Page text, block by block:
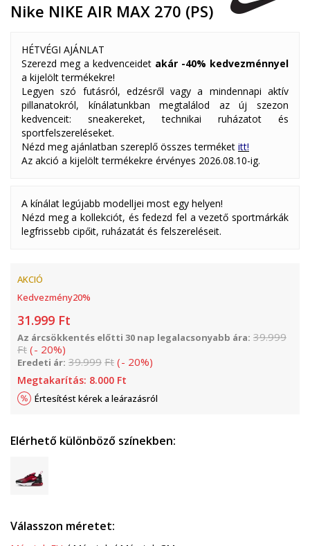
Nike NIKE AIR MAX 270 (PS)
HÉTVÉGI AJÁNLAT
Szerezd meg a kedvenceidet akár -40% kedvezménnyel
a kijelölt termékekre!
Legyen szó futásról, edzésről vagy a mindennapi aktív
pillanatokról, kínálatunkban megtalálod az új szezon
kedvenceit: sneakereket, technikai ruházatot és
sportfelszereléseket.
Nézd meg ajánlatban szereplő összes terméket itt!
Az akció a kijelölt termékekre érvényes 2026.08.10-ig.
A kínálat legújabb modelljei most egy helyen!
Nézd meg a kollekciót, és fedezd fel a vezető sportmárkák
legfrissebb cipőit, ruházatát és felszereléseit.
AKCIÓ
Kedvezmény20%
31.999 Ft
Az árcsökkentés előtti 30 nap legalacsonyabb ára: 39.999
Ft (- 20%)
Eredeti ár: 39.999 Ft (- 20%)
Megtakarítás: 8.000 Ft
Értesítést kérek a leárazásról
Elérhető különböző színekben:
Válasszon méretet: